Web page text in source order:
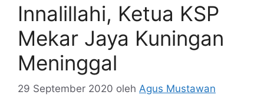
Innalillahi, Ketua KSP
Mekar Jaya Kuningan
Meninggal
29 September 2020 oleh Agus Mustawan